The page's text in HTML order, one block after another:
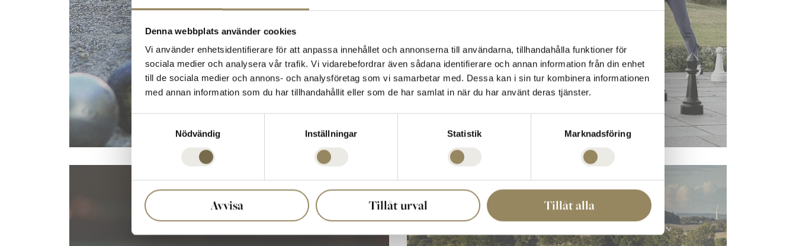
Denna webbplats använder cookies
Vi använder enhetsidentifierare för att anpassa innehållet och annonserna till användarna, tillhandahålla funktioner för
sociala medier och analysera vår trafik. Vi vidarebefordrar även sådana identifierare och annan information från din enhet
till de sociala medier och annons- och analysföretag som vi samarbetar med. Dessa kan i sin tur kombinera informationen
med annan information som du har tillhandahållit eller som de har samlat in när du har använt deras tjänster.
Nödvändig
Inställningar Statistik Marknadsföring
Avvisa Tillåt urval Tillåt alla